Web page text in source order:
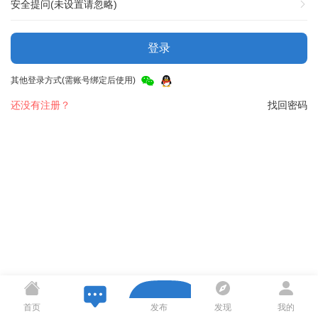
安全提问(未设置请忽略)
登录
其他登录方式(需账号绑定后使用)
找回密码
还没有注册？
首页 发布 发现 我的